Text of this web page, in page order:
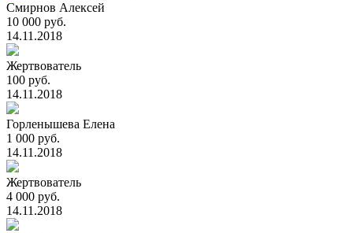
Смирнов Алексей
10 000 руб.
14.11.2018
Жертвователь
100 руб.
14.11.2018
Горленышева Елена
1 000 руб.
14.11.2018
Жертвователь
4 000 руб.
14.11.2018